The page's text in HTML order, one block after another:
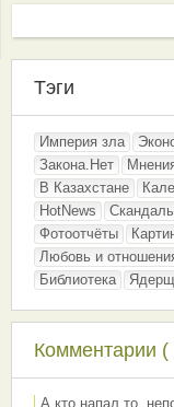
Тэги
Империя зла
Закона.Нет
В Казахстане
HotNews
Фотоотчёты
Любовь и
Библиотека
Комментарии (
А кто напал то,